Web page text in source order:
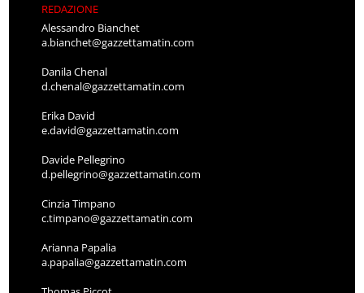
REDAZIONE
Alessandro Bianchet
a.bianchet@gazzettamatin.com
Danila Chenal
d.chenal@gazzettamatin.com
Erika David
e.david@gazzettamatin.com
Davide Pellegrino
d.pellegrino@gazzettamatin.com
Cinzia Timpano
c.timpano@gazzettamatin.com
Arianna Papalia
a.papalia@gazzettamatin.com